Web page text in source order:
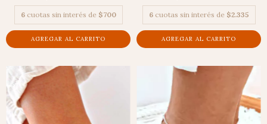
6 cuotas sin interés de $700 6 cuotas sin interés de $2.335